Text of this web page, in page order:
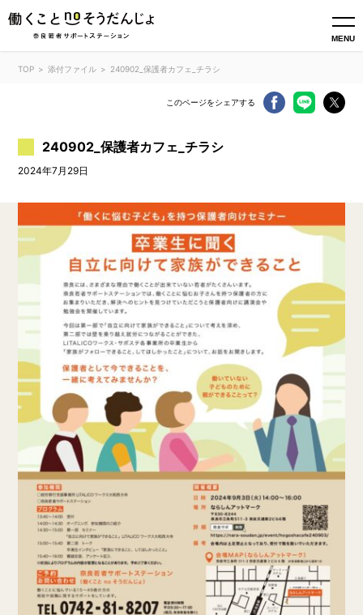
MENU
TOP 添付ファイル 240902_保護者カフェ_チラシ
このページをシェアする
240902_保護者カフェ_チラシ
2024年7月29日